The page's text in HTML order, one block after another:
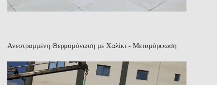
Ανεστραμμένη Θερμομόνωση με Χαλίκι - Μεταμόρφωση